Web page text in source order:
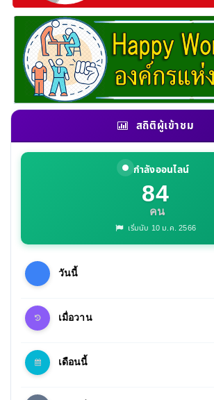
สถิติผู้เข้าชม
กำลังออนไลน์
84
คน
เริ่มนับ 10 ม.ค. 2566
วันนี้
เมื่อวาน
เดือนนี้